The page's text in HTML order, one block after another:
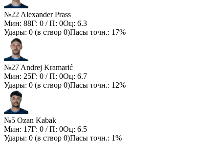
№22 Alexander Prass
Мин: 88Г: 0 / П: 0Оц: 6.3
Удары: 0 (в створ 0)Пасы точн.: 17%
№27 Andrej Kramarić
Мин: 25Г: 0 / П: 0Оц: 6.7
Удары: 0 (в створ 0)Пасы точн.: 12%
№5 Ozan Kabak
Мин: 17Г: 0 / П: 0Оц: 6.5
Удары: 0 (в створ 0)Пасы точн.: 1%